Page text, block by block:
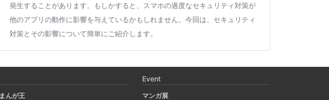
発生することがあります。もしかすると、スマホの過度なセキュリティ対策が
他のアプリの動作に影響を与えているかもしれません。今回は、セキュリティ
対策とその影響について簡単にご紹介します。
Coima + Rosetta 2 で、Apple Silicon 上で x86_64 の Docker イメ
ージをビルドする (Docker desktop やめる)
2025-03-24
まんが王
Event
マンガ展